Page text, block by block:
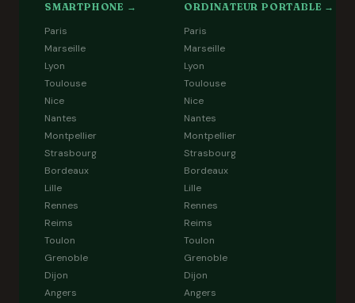
SMARTPHONE →
Paris
Marseille
Lyon
Toulouse
Nice
Nantes
Montpellier
Strasbourg
Bordeaux
Lille
Rennes
Reims
Toulon
Grenoble
Dijon
Angers
ORDINATEUR PORTABLE →
Paris
Marseille
Lyon
Toulouse
Nice
Nantes
Montpellier
Strasbourg
Bordeaux
Lille
Rennes
Reims
Toulon
Grenoble
Dijon
Angers